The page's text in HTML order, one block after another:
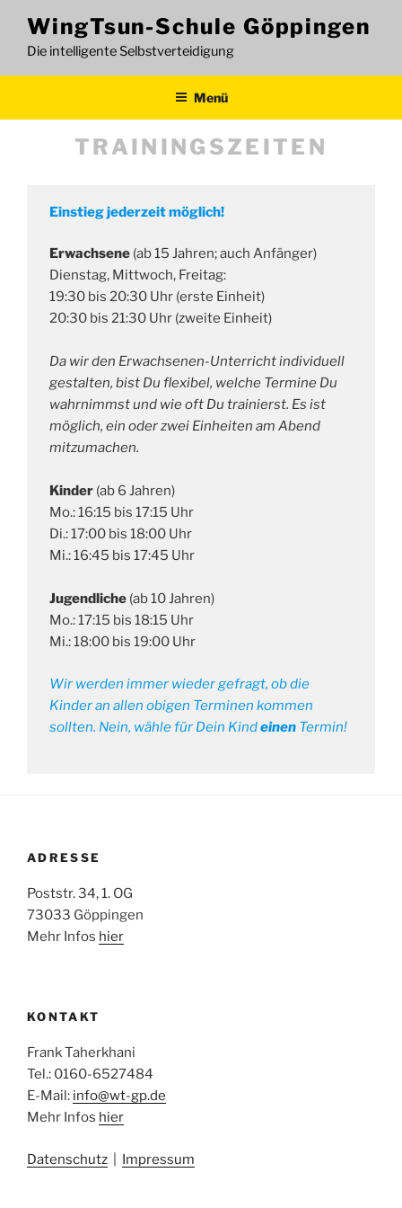
Inhalt
springen
WingTsun-Schule Göppingen
Die intelligente Selbstverteidigung
Menü
TRAININGSZEITEN
Einstieg jederzeit möglich!
Erwachsene (ab 15 Jahren; auch Anfänger)
Dienstag, Mittwoch, Freitag:
19:30 bis 20:30 Uhr (erste Einheit)
20:30 bis 21:30 Uhr (zweite Einheit)
Da wir den Erwachsenen-Unterricht individuell
gestalten, bist Du flexibel, welche Termine Du
wahrnimmst und wie oft Du trainierst. Es ist
möglich, ein oder zwei Einheiten am Abend
mitzumachen.
Kinder (ab 6 Jahren)
Mo.: 16:15 bis 17:15 Uhr
Di.: 17:00 bis 18:00 Uhr
Mi.: 16:45 bis 17:45 Uhr
Jugendliche (ab 10 Jahren)
Mo.: 17:15 bis 18:15 Uhr
Mi.: 18:00 bis 19:00 Uhr
Wir werden immer wieder gefragt, ob die
Kinder an allen obigen Terminen kommen
sollten. Nein, wähle für Dein Kindeinen Termin!
ADRESSE
Poststr. 34, 1. OG
73033 Göppingen
Mehr Infos hier
KONTAKT
Frank Taherkhani
Tel.: 0160-6527484
E-Mail: info@wt-gp.de
Mehr Infos hier
Datenschutz Impressum